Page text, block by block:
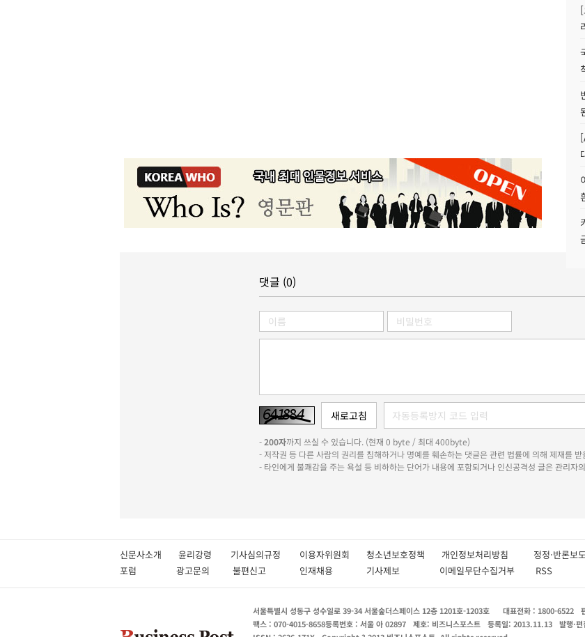
댓글 (0)
-200자까지 쓰실 수 있습니다. (현재 0 byte / 최대 400byte)
- 저작권 등 다른 사람의 권리를 침해하거나 명예를 훼손하는 댓글은 관련 법률에 의해 제재를 받
- 타인에게 불쾌감을 주는 욕설 등 비하하는 단어가 내용에 포함되거나 인신공격성 글은 관리자
신문사소개 윤리강령 기사심의규정 이용자위원회 청소년보호정책 개인정보처리방침 정정·반론보
포럼
광고문의 불편신고 인재채용 기사제보 이메일무단수집거부 RSS
서울특별시 성동구 성수일로 39-34 서울숲더스페이스 12층 1201호-1203호 대표전화 : 1800-6522
팩스 : 070-4015-8658등록번호 : 서울 아 02897 제호: 비즈니스포스트 등록일: 2013.11.13 발행·